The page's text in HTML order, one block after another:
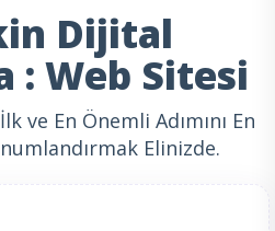
Dijital
: Web Sitesi
ve En Önemli Adımını En
Elinizde.